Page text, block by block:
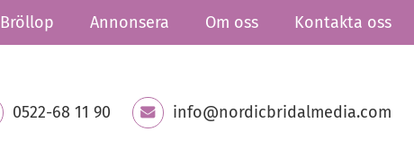
Bröllop Annonsera Om oss Kontakta oss
0522-68 11 90 info@nordicbridalmedia.com